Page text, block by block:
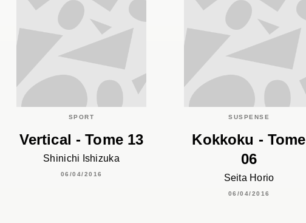
SPORT
Vertical - Tome 13
Shinichi Ishizuka
06/04/2016
SUSPENSE
Kokkoku - Tome
06
Seita Horio
06/04/2016